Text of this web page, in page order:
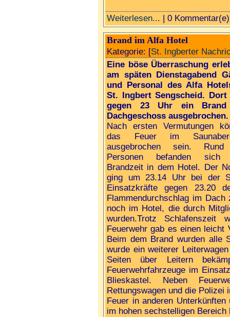
Weiterlesen... | 0 Kommentar(e)
Brand im Alfa Hotel
Kategorie: [St. Ingberter
Eine böse Überraschung
am späten Dienstagabend
und Personal des Alfa
St. Ingbert Sengscheid. Dort
gegen 23 Uhr ein
Dachgeschoss ausgebrochen.
Nach ersten Vermutungen
das Feuer im
ausgebrochen sein.
Personen befanden sich
Brandzeit in dem Hotel. Der
ging um 23.14 Uhr bei der
Einsatzkräfte gegen 23.20
Flammendurchschlag im
noch im Hotel, die durch
wurden.Trotz
Feuerwehr gab es einen
Beim dem Brand wurden alle
wurde ein weiterer
Seiten über Leitern
Feuerwehrfahrzeuge im
Blieskastel. Neben
Rettungswagen und die
Feuer in anderen
im hohen sechstelligen Bereich